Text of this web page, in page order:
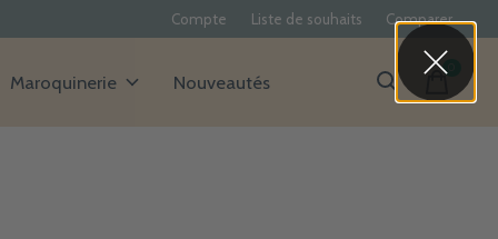
Compte Liste de souhaits Comparer
Maroquinerie Nouveautés items